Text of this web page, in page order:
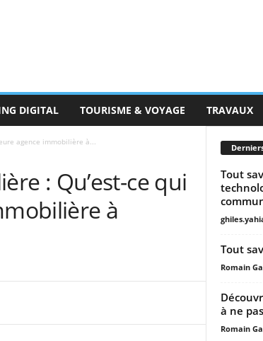
DIGITAL TOURISME & VOYAGE TRAVAUX
agence immobilière à...
: Qu’est-ce qui
à
Tout
Tout
Romain
à ne
Romain